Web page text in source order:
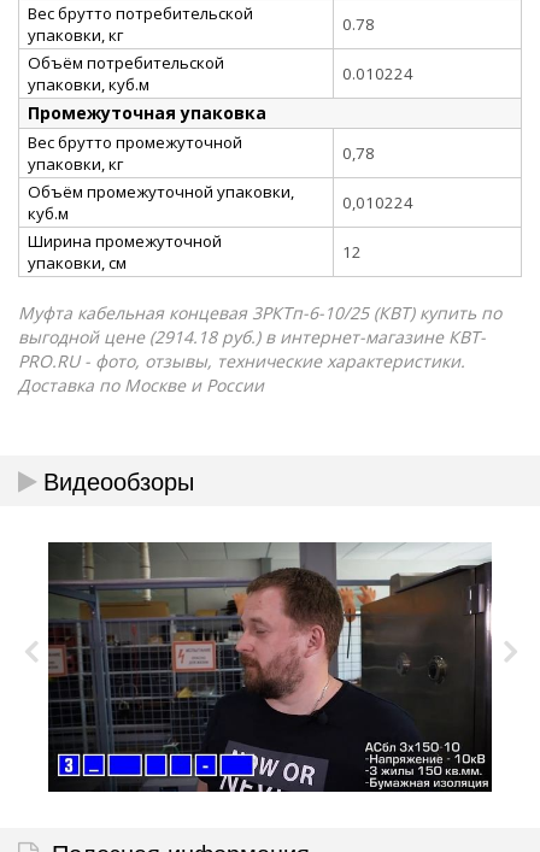
Вес брутто потребительской
упаковки, кг
0.78
Объём потребительской
упаковки, куб.м
0.010224
Промежуточная упаковка
Вес брутто промежуточной
упаковки, кг
0,78
Объём промежуточной упаковки,
куб.м
0,010224
Ширина промежуточной
упаковки, см
12
Муфта кабельная концевая 3РКТп-6-10/25 (КВТ) купить по
выгодной цене (2914.18 руб.) в интернет-магазине КВТ-
PRO.RU - фото, отзывы, технические характеристики.
Доставка по Москве и России
Видеообзоры